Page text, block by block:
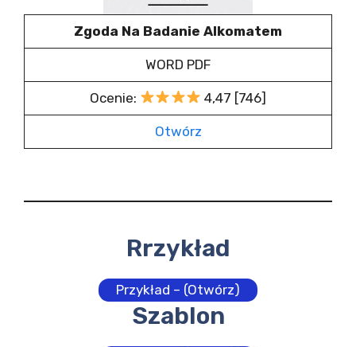
Zgoda Na Badanie Alkomatem
WORD PDF
Ocenie: 4,47 [746]
Otwórz
Rrzykład
Przykład – (Otwórz)
Szablon